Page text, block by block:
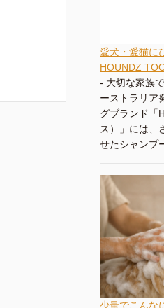
愛犬・愛猫に
HOUNDZ
- 大切な家族
ーストラリア
グブランド「
ス）」には、
せたシャンプ
少量でこんな